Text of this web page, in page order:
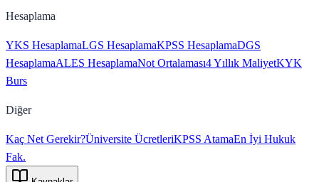
Hesaplama
YKS HesaplamaLGS HesaplamaKPSS HesaplamaDGS
HesaplamaALES HesaplamaNot Ortalaması4 Yıllık MaliyetKYK
Burs
Diğer
Kaç Net Gerekir?Üniversite ÜcretleriKPSS AtamaEn İyi Hukuk
Fak.